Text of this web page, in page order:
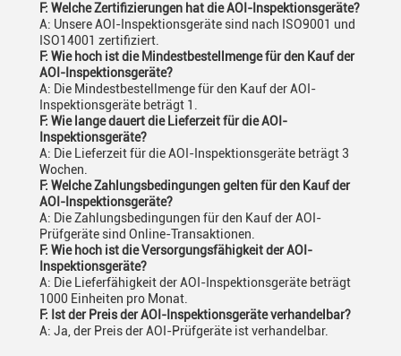
F: Welche Zertifizierungen hat die AOI-Inspektionsgeräte?
A: Unsere AOI-Inspektionsgeräte sind nach ISO9001 und
ISO14001 zertifiziert.
F: Wie hoch ist die Mindestbestellmenge für den Kauf der
AOI-Inspektionsgeräte?
A: Die Mindestbestellmenge für den Kauf der AOI-
Inspektionsgeräte beträgt 1.
F: Wie lange dauert die Lieferzeit für die AOI-
Inspektionsgeräte?
A: Die Lieferzeit für die AOI-Inspektionsgeräte beträgt 3
Wochen.
F: Welche Zahlungsbedingungen gelten für den Kauf der
AOI-Inspektionsgeräte?
A: Die Zahlungsbedingungen für den Kauf der AOI-
Prüfgeräte sind Online-Transaktionen.
F: Wie hoch ist die Versorgungsfähigkeit der AOI-
Inspektionsgeräte?
A: Die Lieferfähigkeit der AOI-Inspektionsgeräte beträgt
1000 Einheiten pro Monat.
F: Ist der Preis der AOI-Inspektionsgeräte verhandelbar?
A: Ja, der Preis der AOI-Prüfgeräte ist verhandelbar.